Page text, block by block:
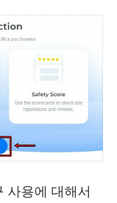
사용에 대해서